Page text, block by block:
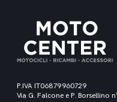
P.IVA IT06879960729
Via G. Falcone e P. Borsellino